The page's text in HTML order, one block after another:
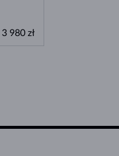
3 980 zł